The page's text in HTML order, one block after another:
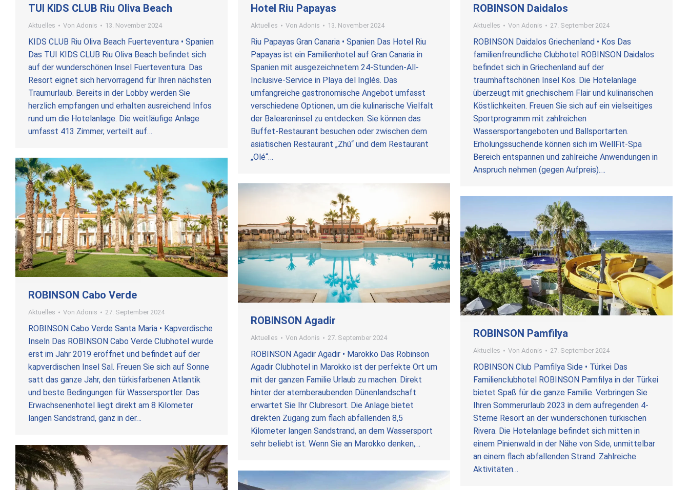
TUI KIDS CLUB Riu Oliva Beach
Aktuelles Von Adonis 13. November 2024
KIDS CLUB Riu Oliva Beach Fuerteventura • Spanien
Das TUI KIDS CLUB Riu Oliva Beach befindet sich
auf der wunderschönen Insel Fuerteventura. Das
Resort eignet sich hervorragend für Ihren nächsten
Traumurlaub. Bereits in der Lobby werden Sie
herzlich empfangen und erhalten ausreichend Infos
rund um die Hotelanlage. Die weitläufige Anlage
umfasst 413 Zimmer, verteilt auf…
Hotel Riu Papayas
Aktuelles Von Adonis 13. November 2024
Riu Papayas Gran Canaria • Spanien Das Hotel Riu
Papayas ist ein Familienhotel auf Gran Canaria in
Spanien mit ausgezeichnetem 24-Stunden-All-
Inclusive-Service in Playa del Inglés. Das
umfangreiche gastronomische Angebot umfasst
verschiedene Optionen, um die kulinarische Vielfalt
der Baleareninsel zu entdecken. Sie können das
Buffet-Restaurant besuchen oder zwischen dem
asiatischen Restaurant „Zhú“ und dem Restaurant
„Olé“…
ROBINSON Daidalos
Aktuelles Von Adonis 27. September 2024
ROBINSON Daidalos Griechenland • Kos Das
familienfreundliche Clubhotel ROBINSON Daidalos
befindet sich in Griechenland auf der
traumhaftschönen Insel Kos. Die Hotelanlage
überzeugt mit griechischem Flair und kulinarischen
Köstlichkeiten. Freuen Sie sich auf ein vielseitiges
Sportprogramm mit zahlreichen
Wassersportangeboten und Ballsportarten.
Erholungssuchende können sich im WellFit-Spa
Bereich entspannen und zahlreiche Anwendungen in
Anspruch nehmen (gegen Aufpreis).…
ROBINSON Cabo Verde
Aktuelles Von Adonis 27. September 2024
ROBINSON Cabo Verde Santa Maria • Kapverdische
Inseln Das ROBINSON Cabo Verde Clubhotel wurde
erst im Jahr 2019 eröffnet und befindet auf der
kapverdischen Insel Sal. Freuen Sie sich auf Sonne
satt das ganze Jahr, den türkisfarbenen Atlantik
und beste Bedingungen für Wassersportler. Das
Erwachsenenhotel liegt direkt am 8 Kilometer
langen Sandstrand, ganz in der…
ROBINSON Agadir
Aktuelles Von Adonis 27. September 2024
ROBINSON Agadir Agadir • Marokko Das Robinson
Agadir Clubhotel in Marokko ist der perfekte Ort um
mit der ganzen Familie Urlaub zu machen. Direkt
hinter der atemberaubenden Dünenlandschaft
erwartet Sie Ihr Clubresort. Die Anlage bietet
direkten Zugang zum flach abfallenden 8,5
Kilometer langen Sandstrand, an dem Wassersport
sehr beliebt ist. Wenn Sie an Marokko denken,…
ROBINSON Pamfilya
Aktuelles Von Adonis 27. September 2024
ROBINSON Club Pamfilya Side • Türkei Das
Familienclubhotel ROBINSON Pamfilya in der Türkei
bietet Spaß für die ganze Familie. Verbringen Sie
Ihren Sommerurlaub 2023 in dem aufregenden 4-
Sterne Resort an der wunderschönen türkischen
Rivera. Die Hotelanlage befindet sich mitten in
einem Pinienwald in der Nähe von Side, unmittelbar
an einem flach abfallenden Strand. Zahlreiche
Aktivitäten…